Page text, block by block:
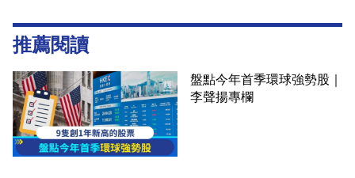
推薦閱讀
盤點今年首季環球強勢股｜
李聲揚專欄